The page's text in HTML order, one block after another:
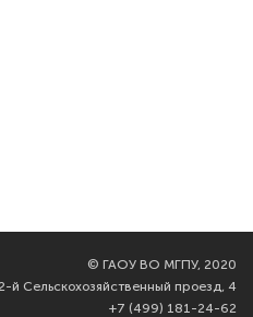
© ГАОУ ВО МГПУ, 2020
й Сельскохозяйственный проезд, 4
+7 (499) 181-24-62